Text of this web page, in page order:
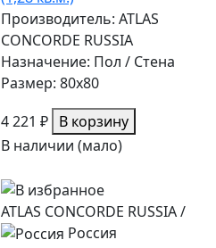
Производитель: ATLAS
CONCORDE RUSSIA
Назначение: Пол / Стена
Размер: 80x80
4 221 ₽ В корзину
В наличии (мало)
ATLAS CONCORDE RUSSIA/
Россия